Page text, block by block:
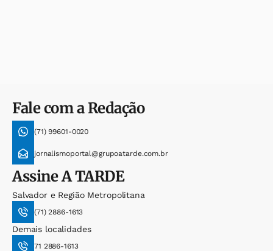
Fale com a Redação
(71) 99601-0020
jornalismoportal@grupoatarde.com.br
AssineA TARDE
Salvador e Região Metropolitana
(71) 2886-1613
Demais localidades
71 2886-1613